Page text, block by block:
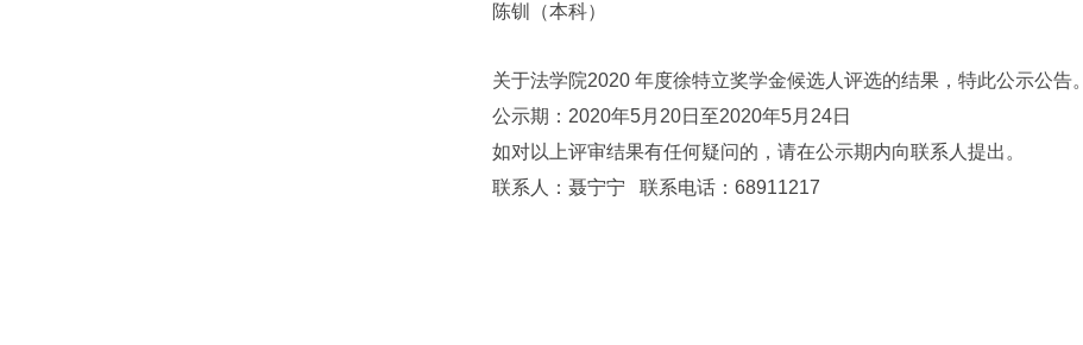
陈钏（本科）
关于法学院2020 年度徐特立奖学金候选人评选的结果，特此公示公告。
公示期：2020年5月20日至2020年5月24日
如对以上评审结果有任何疑问的，请在公示期内向联系人提出。
联系人：聂宁宁 联系电话：68911217